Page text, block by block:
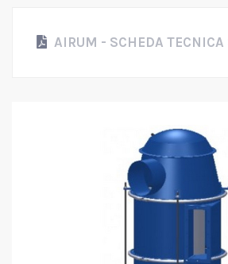
AIRUM - SCHEDA